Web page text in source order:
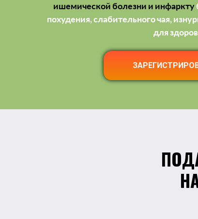
ишемической болезни и инфаркту
похудения, слабительного чая,
для